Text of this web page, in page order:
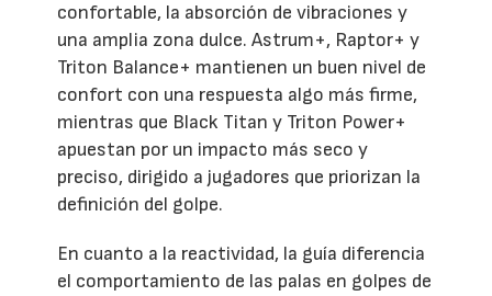
confortable, la absorción de vibraciones y
una amplia zona dulce. Astrum+, Raptor+ y
Triton Balance+ mantienen un buen nivel de
confort con una respuesta algo más firme,
mientras que Black Titan y Triton Power+
apuestan por un impacto más seco y
preciso, dirigido a jugadores que priorizan la
definición del golpe.
En cuanto a la reactividad, la guía diferencia
el comportamiento de las palas en golpes de